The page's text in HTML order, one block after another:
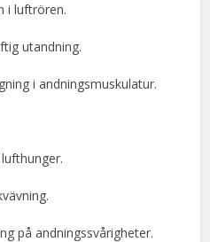
i luftrören.
utandning.
i andningsmuskulatur.
på andningssvårigheter.